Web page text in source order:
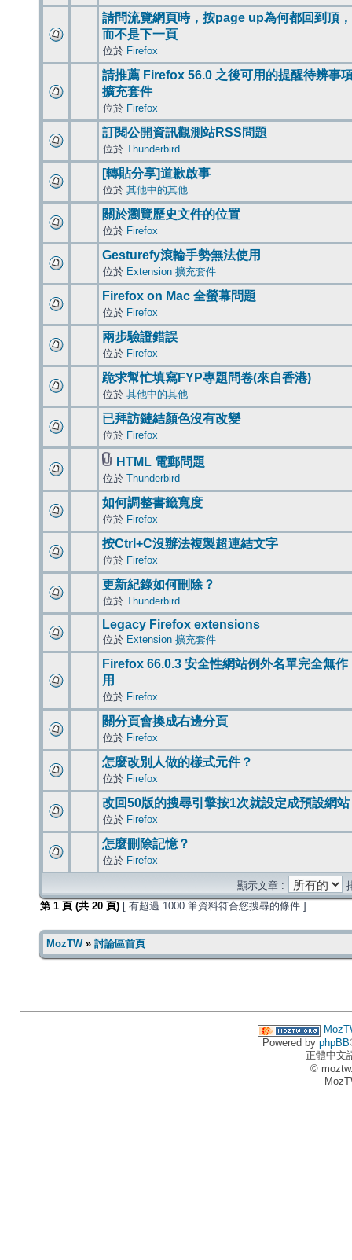
請問流覽網頁時，按page up為何都回到頂，
而不是下一頁
位於 Firefox
請推薦 Firefox 56.0 之後可用的提醒待辨事
擴充套件
位於 Firefox
訂閱公開資訊觀測站RSS問題
位於 Thunderbird
[轉貼分享]道歉啟事
位於 其他中的其他
關於瀏覽歷史文件的位置
位於 Firefox
Gesturefy滾輪手勢無法使用
位於 Extension 擴充套件
Firefox on Mac 全螢幕問題
位於 Firefox
兩步驗證錯誤
位於 Firefox
跪求幫忙填寫FYP專題問卷(來自香港)
位於 其他中的其他
已拜訪鏈結顏色沒有改變
位於 Firefox
HTML 電郵問題
位於 Thunderbird
如何調整書籤寬度
位於 Firefox
按Ctrl+C沒辦法複製超連結文字
位於 Firefox
更新紀錄如何刪除？
位於 Thunderbird
Legacy Firefox extensions
位於 Extension 擴充套件
Firefox 66.0.3 安全性網站例外名單完全無作
用
位於 Firefox
關分頁會換成右邊分頁
位於 Firefox
怎麼改別人做的樣式元件？
位於 Firefox
改回50版的搜尋引擎按1次就設定成預設網站
位於 Firefox
怎麼刪除記憶？
位於 Firefox
顯示文章 :
第 1 頁 (共 20 頁) [ 有超過 1000 筆資料符合您搜尋的條件 ]
MozTW» 討論區首頁
Powered by phpBB
正體中文
©